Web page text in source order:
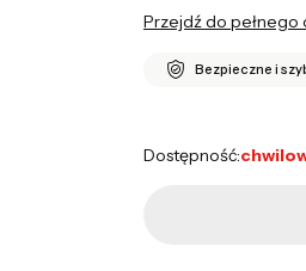
Przejdź do pełnego
Bezpieczne i
Dostępność: